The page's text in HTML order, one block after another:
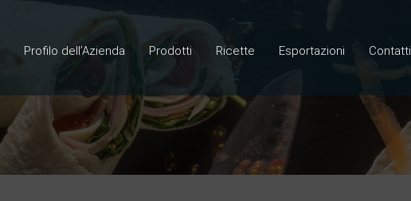
Profilo dell’Azienda Prodotti Ricette Esportazioni Contatti